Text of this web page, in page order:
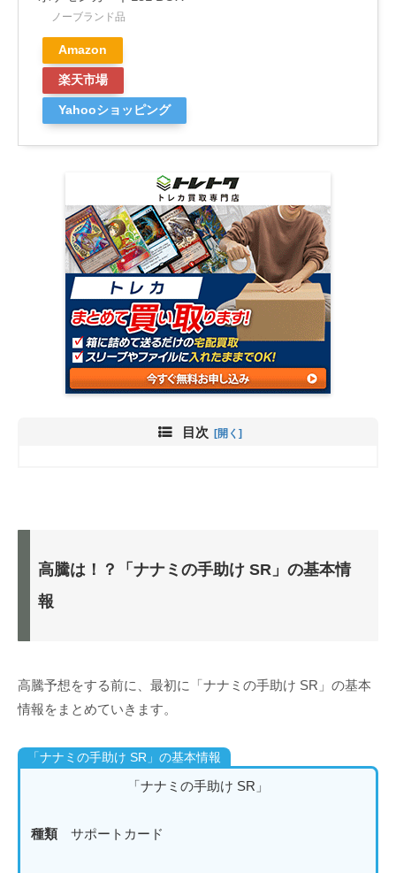
ノーブランド品
Amazon
楽天市場
Yahooショッピング
目次
高騰は！？「ナナミの手助け SR」の基本情
報
高騰予想をする前に、最初に「ナナミの手助け SR」の基本
情報をまとめていきます。
「ナナミの手助け SR」の基本情報
「ナナミの手助け SR」
種類 サポートカード